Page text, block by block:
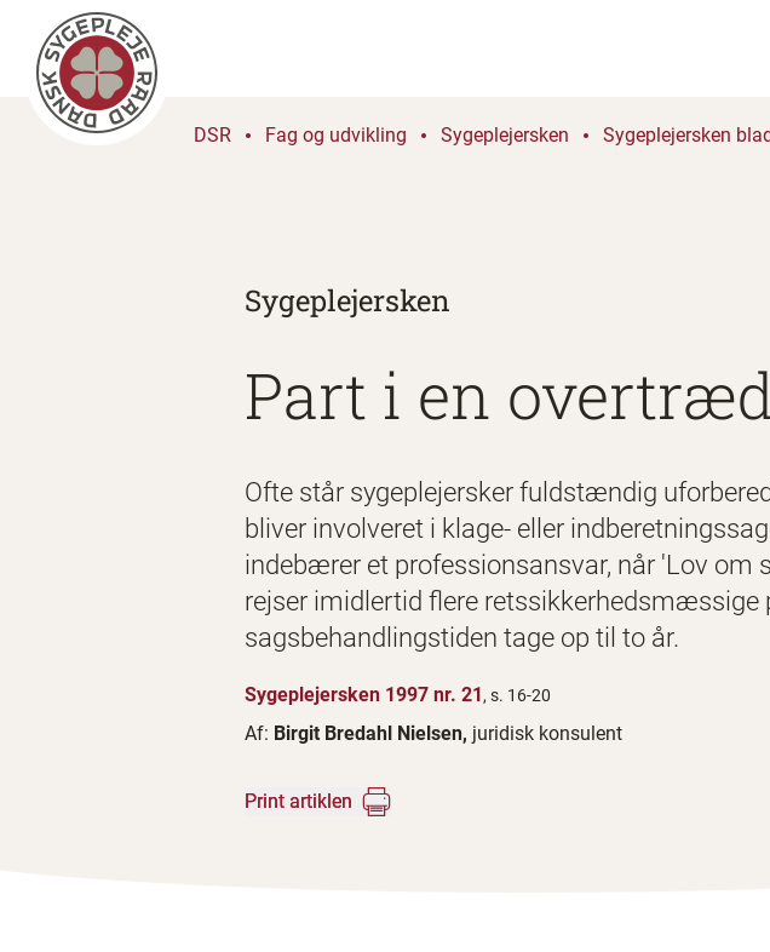
DSR Fag og udvikling Sygeplejersken Sygeplejersken
Sygeplejersken
Part i en
Ofte står sygeplejersker fuldstændig
bliver involveret i klage- eller
indebærer et professionsansvar, når 'Lov om
rejser imidlertid flere retssikkerhedsmæssige
sagsbehandlingstiden tage op til to år.
Sygeplejersken 1997 nr. 21, s. 16-20
Af: Birgit Bredahl Nielsen, juridisk konsulent
Print artiklen